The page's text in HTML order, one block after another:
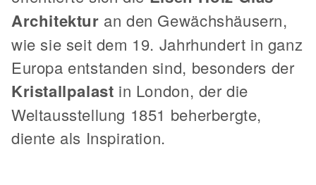
Architektur an den Gewächshäusern,
wie sie seit dem 19. Jahrhundert in ganz
Europa entstanden sind, besonders der
Kristallpalast in London, der die
Weltausstellung 1851 beherbergte,
diente als Inspiration.